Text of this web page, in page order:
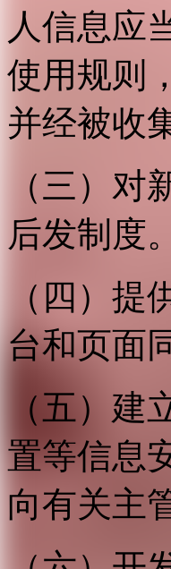
人信息应
使用规则
并经被收
（三）
后发制度。
（四）
台和页面
（五）
置等信息
向有关主